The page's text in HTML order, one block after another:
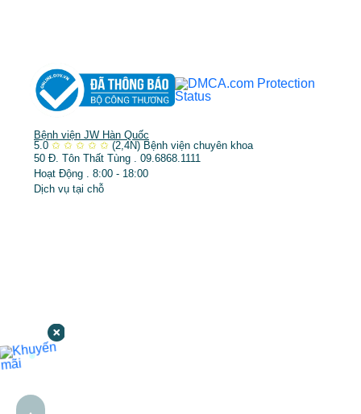
Bệnh viện JW Hàn Quốc
5.0 ✩ ✩ ✩ ✩ ✩ (2,4N) Bệnh viện chuyên khoa
50 Đ. Tôn Thất Tùng . 09.6868.1111
Hoạt Động . 8:00 - 18:00
Dịch vụ tại chỗ